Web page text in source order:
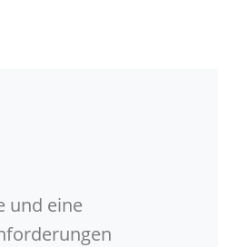
und eine